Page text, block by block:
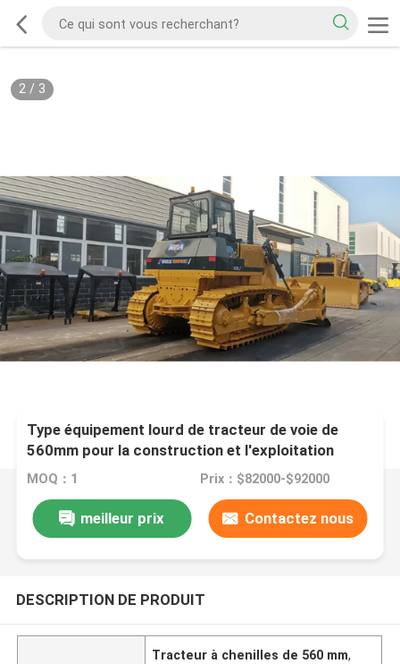
2/ 3
Type équipement lourd de tracteur de voie de
560mm pour la construction et l'exploitation
MOQ：1 Prix：$82000-$92000
meilleur prix Contactez nous
DESCRIPTION DE PRODUIT
Tracteur à chenilles de 560 mm,